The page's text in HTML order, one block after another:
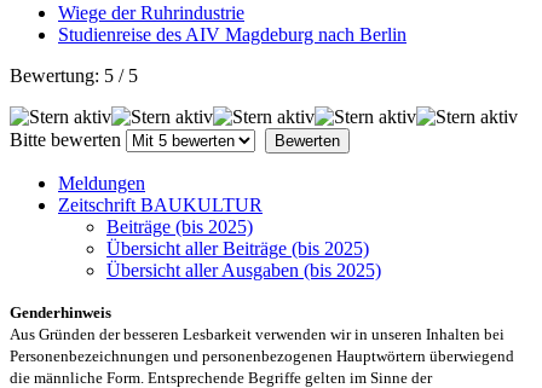
Wiege der Ruhrindustrie
Studienreise des AIV Magdeburg nach Berlin
Bewertung: 5 / 5
Bitte bewerten
Meldungen
Zeitschrift BAUKULTUR
Beiträge (bis 2025)
Übersicht aller Beiträge (bis 2025)
Übersicht aller Ausgaben (bis 2025)
Genderhinweis
Aus Gründen der besseren Lesbarkeit verwenden wir in unseren Inhalten bei
Personenbezeichnungen und personenbezogenen Hauptwörtern überwiegend
die männliche Form. Entsprechende Begriffe gelten im Sinne der